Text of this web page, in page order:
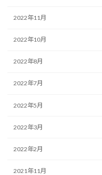
2022年11月
2022年10月
2022年8月
2022年7月
2022年5月
2022年3月
2022年2月
2021年11月